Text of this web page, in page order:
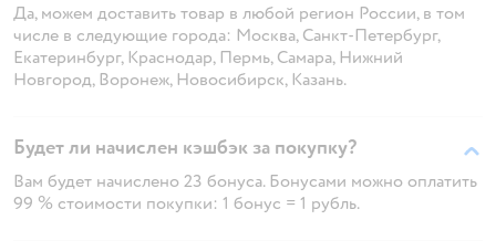
Да, можем доставить товар в любой регион России, в том
числе в следующие города: Москва, Санкт-Петербург,
Екатеринбург, Краснодар, Пермь, Самара, Нижний
Новгород, Воронеж, Новосибирск, Казань.
Будет ли начислен кэшбэк за покупку?
Вам будет начислено 23 бонуса. Бонусами можно оплатить
99 % стоимости покупки: 1 бонус = 1 рубль.